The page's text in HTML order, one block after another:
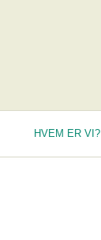
HVEM ER VI?